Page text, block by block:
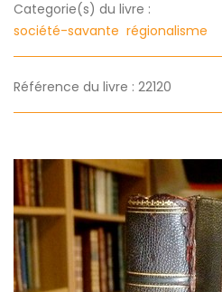
Categorie(s) du livre :
société-savante régionalisme
Référence du livre : 22120